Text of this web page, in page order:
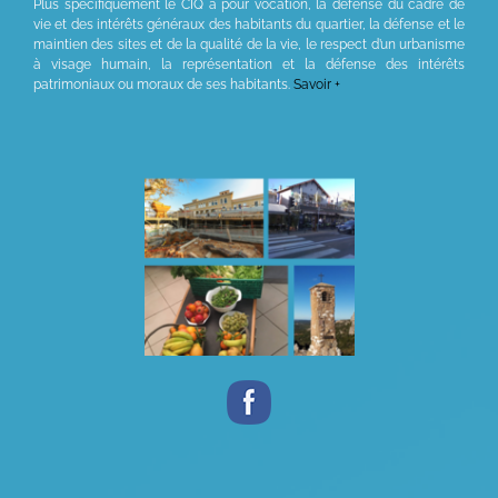
Plus spécifiquement le CIQ a pour vocation, la défense du cadre de
vie et des intérêts généraux des habitants du quartier, la défense et le
maintien des sites et de la qualité de la vie, le respect d’un urbanisme
à visage humain, la représentation et la défense des intérêts
patrimoniaux ou moraux de ses habitants. Savoir +